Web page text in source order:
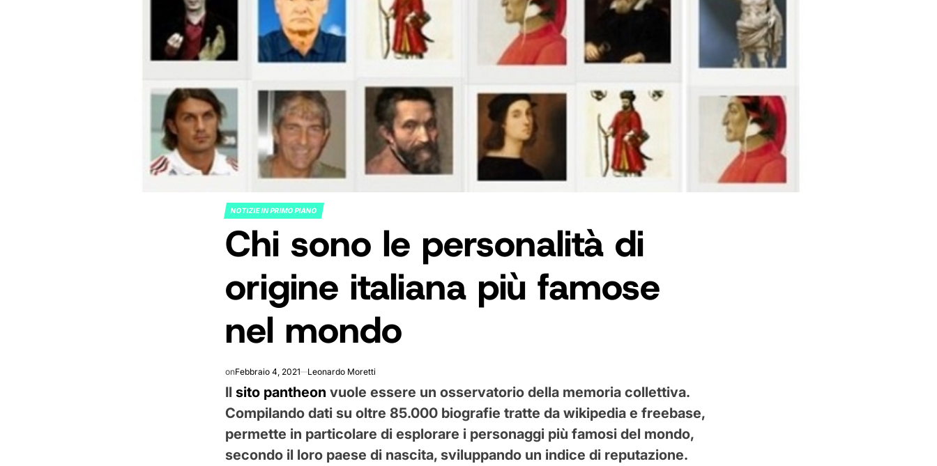
POSTED
NOTIZIE IN PRIMO PIANO
Chi sono le personalità di
origine italiana più famose
nel mondo
onFebbraio 4, 2021 Leonardo Moretti
Ilsito pantheon vuole essere un osservatorio della memoria collettiva.
Compilando dati su oltre 85.000 biografie tratte da wikipedia e freebase,
permette in particolare di esplorare i personaggi più famosi del mondo,
secondo il loro paese di nascita, sviluppando un indice di reputazione.